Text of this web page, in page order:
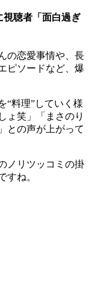
視聴者「面白過ぎ
の恋愛事情や、長
ピソードなど、爆
“料理”していく様
ょ笑」「まさのり
との声が上がって
ノリツッコミの掛
すね。